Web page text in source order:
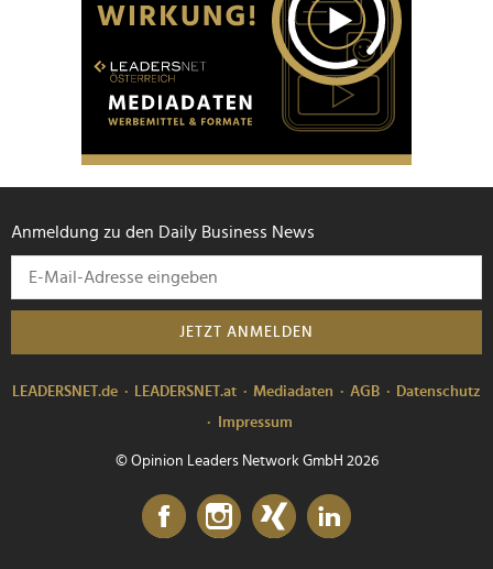
Anmeldung zu den Daily Business News
JETZT ANMELDEN
LEADERSNET.de LEADERSNET.at Mediadaten AGB
Datenschutz
Impressum
© Opinion Leaders Network GmbH 2026